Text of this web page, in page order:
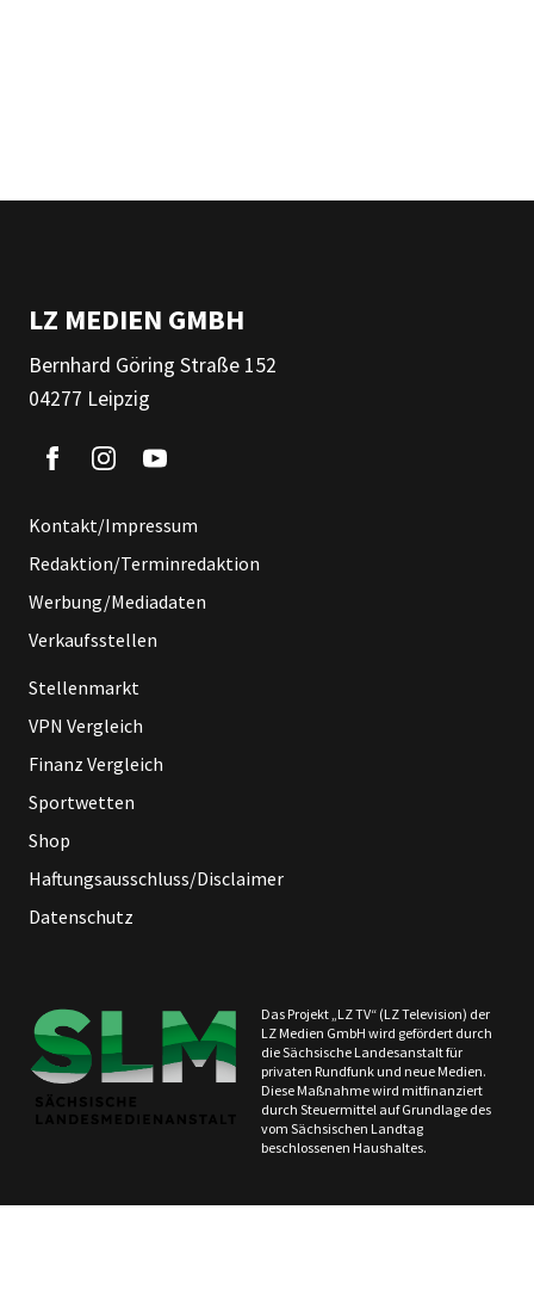
LZ MEDIEN GMBH
Bernhard Göring Straße 152
04277 Leipzig
Kontakt/Impressum
Redaktion/Terminredaktion
Werbung/Mediadaten
Verkaufsstellen
Stellenmarkt
VPN Vergleich
Finanz Vergleich
Sportwetten
Shop
Haftungsausschluss/Disclaimer
Datenschutz
Das Projekt „LZ TV“ (LZ Television) der
LZ Medien GmbH wird gefördert durch
die Sächsische Landesanstalt für
privaten Rundfunk und neue Medien.
Diese Maßnahme wird mitfinanziert
durch Steuermittel auf Grundlage des
vom Sächsischen Landtag
beschlossenen Haushaltes.